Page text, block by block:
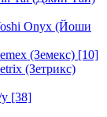
Onyx (Йоши
(Земекс) [10]
(Зетрикс)
[38]